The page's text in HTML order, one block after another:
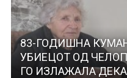
83-ГОДИШНА
УБИЕЦОТ ОД
ГО ИЗЛАЖАЛА